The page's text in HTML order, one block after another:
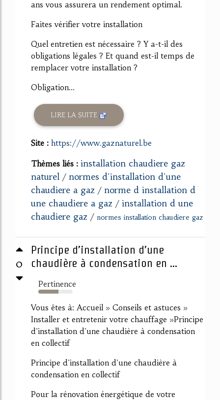
ans vous assurera un rendement optimal.
Faites vérifier votre installation
Quel entretien est nécessaire ? Y a-t-il des
obligations légales ? Et quand est-il temps de
remplacer votre installation ?
Obligation...
LIRE LA SUITE
Site : https://www.gaznaturel.be
Thèmes liés : installation chaudiere gaz
naturel / normes d'installation d'une
chaudiere a gaz / norme d installation d
une chaudiere a gaz / installation d une
chaudiere gaz / normes installation chaudiere gaz
0
Principe d’installation d’une
chaudière à condensation en ...
Pertinence
59%
Vous êtes à: Accueil » Conseils et astuces »
Installer et entretenir votre chauffage »Principe
d'installation d'une chaudière à condensation
en collectif
Principe d'installation d'une chaudière à
condensation en collectif
Pour la rénovation énergétique de votre